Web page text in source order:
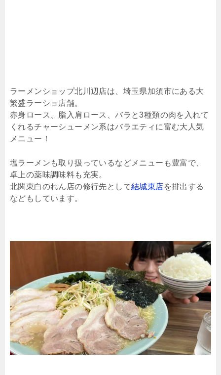
ラーメンショップ北川辺店は、埼玉県加須市にある大
繁盛ラーショ店舗。
赤身ロース、脂入肩ロース、バラと3種類の肉を入れて
くれるチャーシューメン系はバラエティに富む大人気
メニュー！
塩ラーメンも取り扱っているなどメニューも豊富で、
卓上の薬味調味料も充実。
北関東白のれん店の修行先として結城東店を排出する
などもしています。